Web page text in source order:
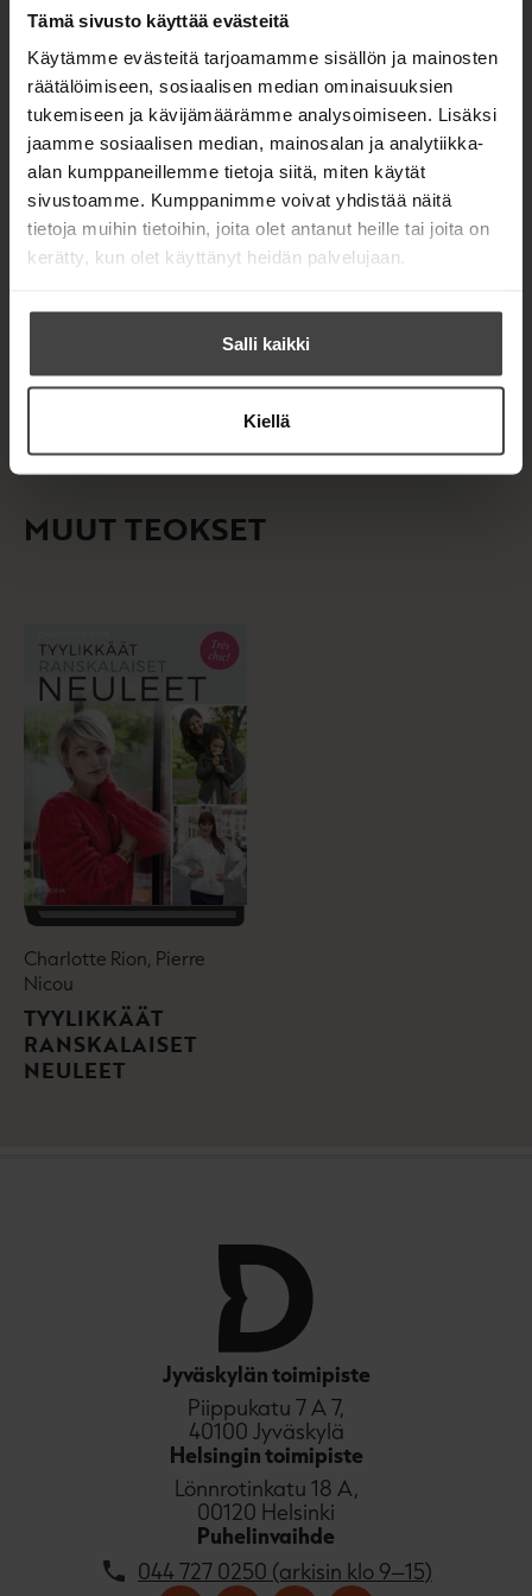
Tämä sivusto käyttää evästeitä
Käytämme evästeitä tarjoamamme sisällön ja mainosten
räätälöimiseen, sosiaalisen median ominaisuuksien
tukemiseen ja kävijämäärämme analysoimiseen. Lisäksi
jaamme sosiaalisen median, mainosalan ja analytiikka-
alan kumppaneillemme tietoja siitä, miten käytät
sivustoamme. Kumppanimme voivat yhdistää näitä
tietoja muihin tietoihin, joita olet antanut heille tai joita on
kerätty, kun olet käyttänyt heidän palvelujaan.
Salli kaikki
Kiellä
Kirjan tiedot
Kirjan kuvapankkikuvat
OSTA TEOS
K
n
e
l
E-kirja / epub3
B
k
e
a
k
e
a
t
v
i
l
e
h
t
MUUT TEOKSET
Charlotte Rion, Pierre
Nicou
TYYLIKKÄÄT
RANSKALAISET
NEULEET
Jyväskylän toimipiste
Piippukatu 7 A 7,
40100 Jyväskylä
Helsingin toimipiste
Lönnrotinkatu 18 A,
00120 Helsinki
Puhelinvaihde
044 727 0250 (arkisin klo 9–15)